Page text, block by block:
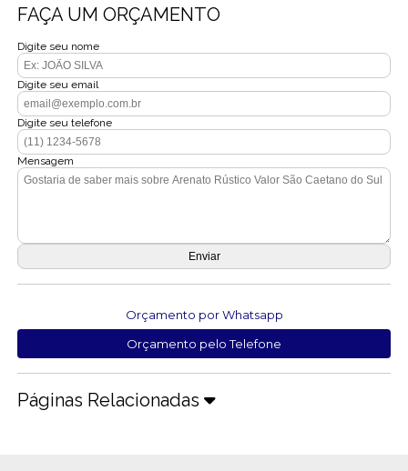
FAÇA UM ORÇAMENTO
Digite seu nome
Digite seu email
Digite seu telefone
Mensagem
Orçamento por Whatsapp
Orçamento pelo Telefone
Páginas Relacionadas